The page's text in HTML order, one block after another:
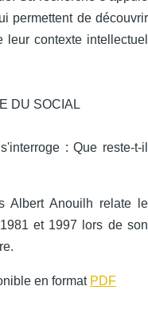
permettent de découvrir
contexte intellectuel
DU SOCIAL
: Que reste-t-il
Albert Anouilh relate le
et 1997 lors de son
en format PDF